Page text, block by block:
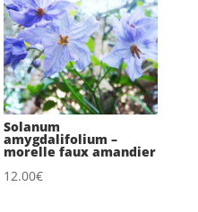
Solanum
amygdalifolium –
morelle faux amandier
12.00€